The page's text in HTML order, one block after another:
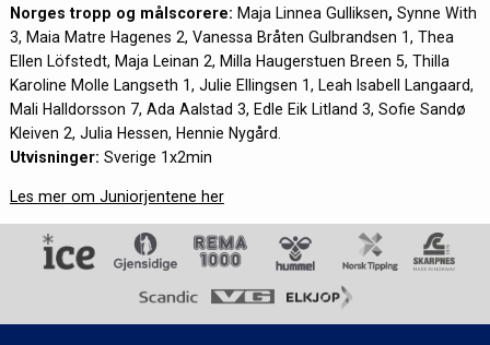
Norges tropp og målscorere: Maja Linnea Gulliksen, Synne With
3, Maia Matre Hagenes 2, Vanessa Bråten Gulbrandsen 1, Thea
Ellen Löfstedt, Maja Leinan 2, Milla Haugerstuen Breen 5, Thilla
Karoline Molle Langseth 1, Julie Ellingsen 1, Leah Isabell Langaard,
Mali Halldorsson 7, Ada Aalstad 3, Edle Eik Litland 3, Sofie Sandø
Kleiven 2, Julia Hessen, Hennie Nygård.
Utvisninger: Sverige 1x2min
Les mer om Juniorjentene her